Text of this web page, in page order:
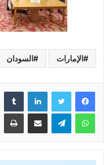
الإمارات السودان
فيسبوك تويتر لينكدإن
واتساب تيلقرام مشاركة عبر البريد